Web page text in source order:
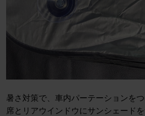
暑さ対策で、車内パーテーションを
席とリアウインドウにサンシェード